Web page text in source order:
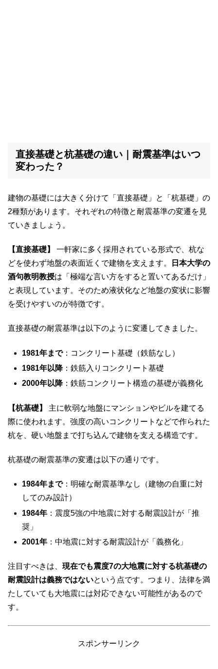
直接基礎と杭基礎の違い｜耐震基準はいつ
変わった？
建物の基礎には大きく分けて「直接基礎」と「杭基礎」の
2種類があります。それぞれの特徴と耐震基準の変遷を見
ていきましょう。
【直接基礎】
一軒家に多く採用されている形式で、杭な
どを使わず地盤の表面近くで建物を支えます。
日本大学の
酒句教明教授は「極端な言い方をすると置いてあるだけ」
と表現しています。そのため液状化など地盤の変状に影響
を受けやすいのが特徴です。
直接基礎の耐震基準は以下のように変遷してきました。
1981年まで：コンクリート基礎（鉄筋なし）
1981年以降：鉄筋入りコンクリート基礎
2000年以降：鉄筋コンクリート構造の基礎が義務化
【杭基礎】
主に軟弱な地盤にマンションやビルを建てる
際に使われます。強度の高いコンクリートなどで作られた
杭を、硬い地盤まで打ち込んで建物を支える構造です。
杭基礎の耐震基準の変遷は以下の通りです。
1984年まで：明確な耐震基準なし（建物の自重に対
してのみ設計）
1984年 ：震度5強の中地震に対する耐震設計が「推
奨」
2001年 ：中地震に対する耐震設計が「義務化」
注目すべきは、 現在でも震度7の大地震に対する杭基礎の
耐震設計は義務ではないという点です。つまり、法律を満
たしていても大地震には対応できない可能性があるので
す。
スポンサーリンク